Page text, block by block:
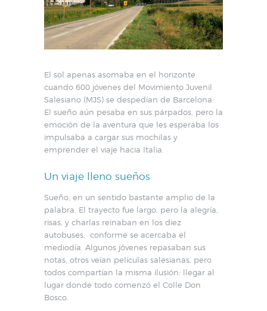
El sol apenas asomaba en el horizonte
cuando 600 jóvenes del Movimiento Juvenil
Salesiano (MJS) se despedían de Barcelona.
El sueño aún pesaba en sus párpados, pero la
emoción de la aventura que les esperaba los
impulsaba a cargar sus mochilas y
emprender el viaje hacia Italia.
Un viaje lleno sueños
Sueño, en un sentido bastante amplio de la
palabra. El trayecto fue largo, pero la alegría,
risas, y charlas reinaban en los diez
autobuses, conforme se acercaba el
mediodía. Algunos jóvenes repasaban sus
notas, otros veían películas salesianas, pero
todos compartían la misma ilusión: llegar al
lugar donde todo comenzó el Colle Don
Bosco.